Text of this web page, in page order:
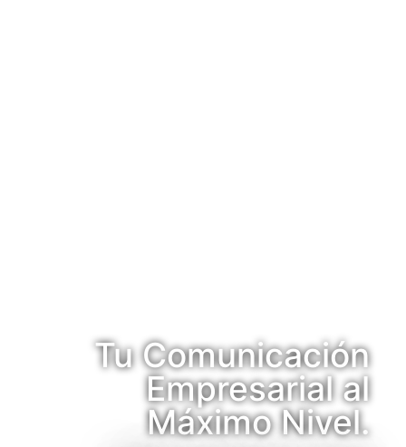
Tu Comunicación
Empresarial al
Máximo Nivel.